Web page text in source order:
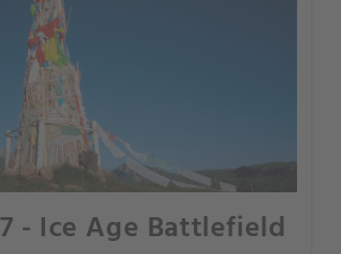
- Ice Age Battlefield